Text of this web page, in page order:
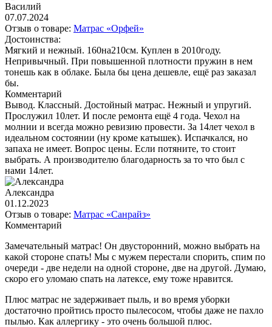
Василий
07.07.2024
Отзыв о товаре: Матрас «Орфей»
Достоинства:
Мягкий и нежный. 160на210см. Куплен в 2010году.
Непривычный. При повышенной плотности пружин в нем
тонешь как в облаке. Была бы цена дешевле, ещё раз заказал
бы.
Комментарий
Вывод. Классный. Достойный матрас. Нежный и упругий.
Прослужил 10лет. И после ремонта ещё 4 года. Чехол на
молнии и всегда можно ревизию провести. За 14лет чехол в
идеальном состоянии (ну кроме катышек). Испачкался, но
запаха не имеет. Вопрос цены. Если потяните, то стоит
выбрать. А производителю благодарность за то что был с
нами 14лет.
Александра
01.12.2023
Отзыв о товаре: Матрас «Санрайз»
Комментарий
Замечательный матрас! Он двусторонний, можно выбрать на
какой стороне спать! Мы с мужем перестали спорить, спим по
очереди - две недели на одной стороне, две на другой. Думаю,
скоро его уломаю спать на латексе, ему тоже нравится.
Плюс матрас не задерживает пыль, и во время уборки
достаточно пройтись просто пылесосом, чтобы даже не пахло
пылью. Как аллергику - это очень большой плюс.